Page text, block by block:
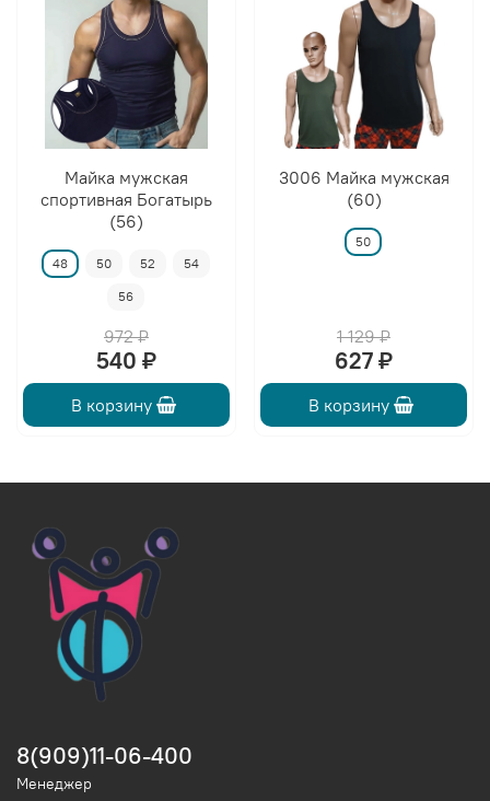
Майка мужская
спортивная Богатырь
(56)
48 50 52 54
56
972 ₽
540 ₽
В корзину
3006 Майка мужская
(60)
50
1 129 ₽
627 ₽
В корзину
8(909)11-06-400
Менеджер